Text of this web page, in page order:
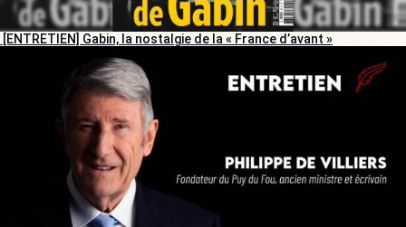
[ENTRETIEN] Gabin, la nostalgie de la « France d’avant »